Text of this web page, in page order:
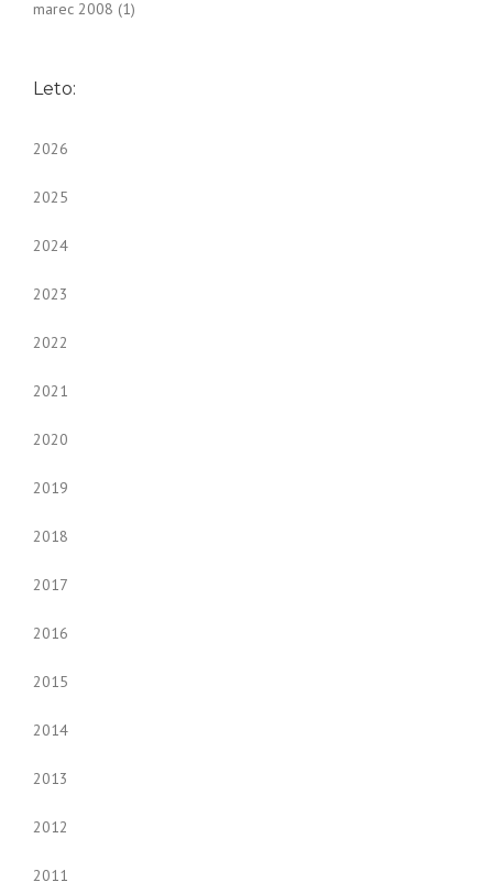
marec 2008 (1)
Leto:
2026
2025
2024
2023
2022
2021
2020
2019
2018
2017
2016
2015
2014
2013
2012
2011